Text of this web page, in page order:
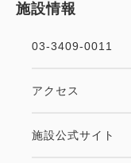
施設情報
03-3409-0011
アクセス
施設公式サイト